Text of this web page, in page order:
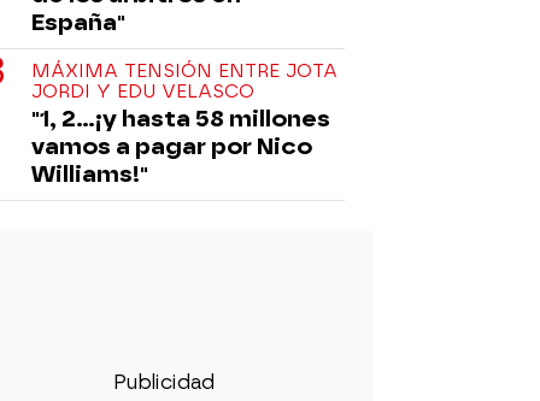
España"
MÁXIMA TENSIÓN ENTRE JOTA
JORDI Y EDU VELASCO
"1, 2...¡y hasta 58 millones
vamos a pagar por Nico
Williams!"